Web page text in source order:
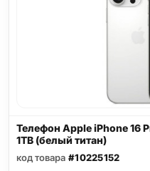
Телефон Apple iPhone 16
1TB (белый титан)
код товара #10225152